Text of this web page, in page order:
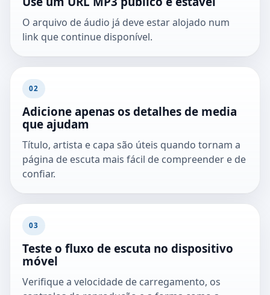
O arquivo de áudio já deve estar alojado num
link que continue disponível.
02
Adicione apenas os detalhes de media
que ajudam
Título, artista e capa são úteis quando tornam a
página de escuta mais fácil de compreender e de
confiar.
03
Teste o fluxo de escuta no dispositivo
móvel
Verifique a velocidade de carregamento, os